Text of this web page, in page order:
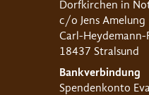
Dorfkirchen in
c/o Jens Amelung
Carl-Heydemann-
18437 Stralsund
Bankverbindung
Spendenkonto